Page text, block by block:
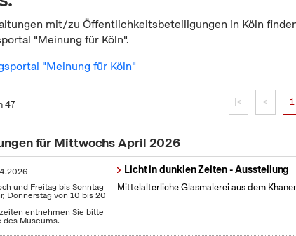
mit/zu Öffentlichkeitsbeteiligungen in Köln
"Meinung für Köln".
"Meinung für Köln"
47 |< < 1
für Mittwochs April 2026
und Freitag bis Sonntag
Donnerstag von 10 bis 20
entnehmen Sie bitte
Museums.
Licht in dunklen Zeiten - Ausstellung
Mittelalterliche Glasmalerei aus dem